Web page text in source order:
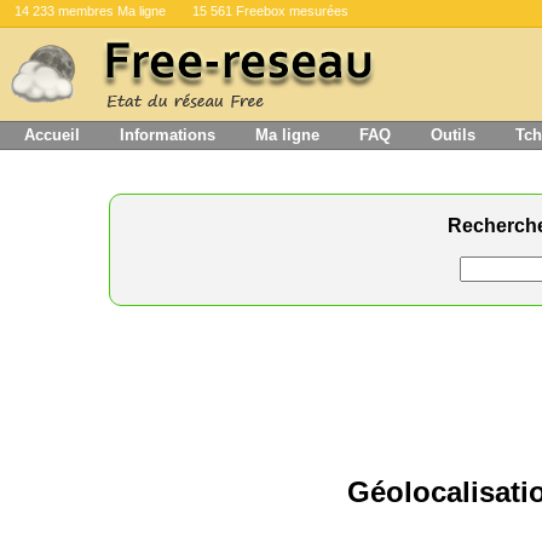
14 233 membres Ma ligne 15 561 Freebox mesurées
Accueil Informations Ma ligne FAQ Outils